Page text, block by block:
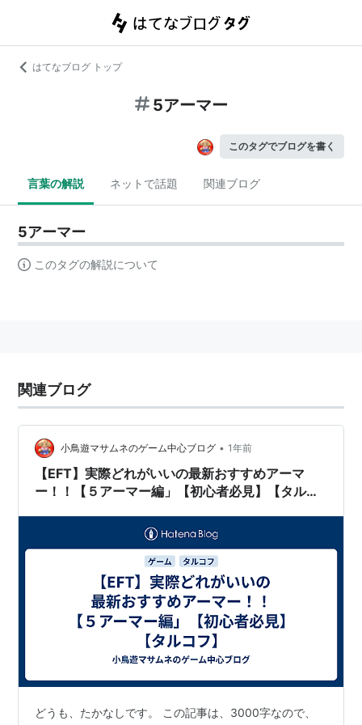
はてなブログ トップ
5アーマー
このタグでブログを書く
言葉の解説 ネットで話題 関連ブログ
5アーマー
このタグの解説について
関連ブログ
小鳥遊マサムネのゲーム中心ブログ • 1年前
【EFT】実際どれがいいの最新おすすめアーマ
ー！！【５アーマー編」【初心者必見】【タルコ
どうも、たかなしです。 この記事は、3000字なので、